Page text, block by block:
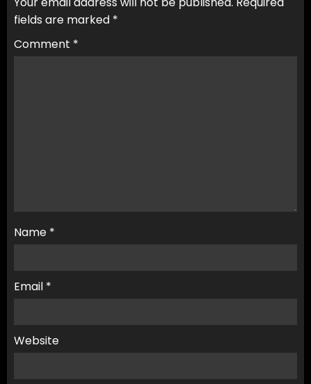
fields are marked *
Comment *
Name *
Email *
Website